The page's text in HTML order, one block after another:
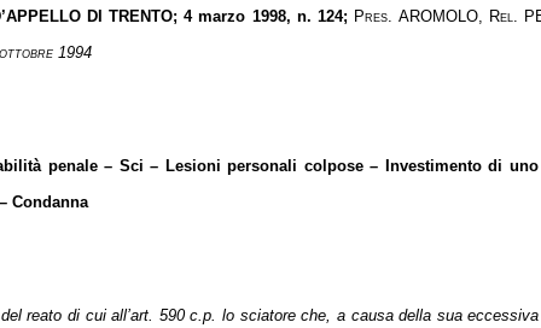
DI TRENTO; 4 marzo 1998, n. 124; Pres. AROMOLO, Rel.
1994
penale – Sci – Lesioni personali colpose – Investimento di
Condanna
reato di cui all’art. 590 c.p. lo sciatore che, a causa della sua